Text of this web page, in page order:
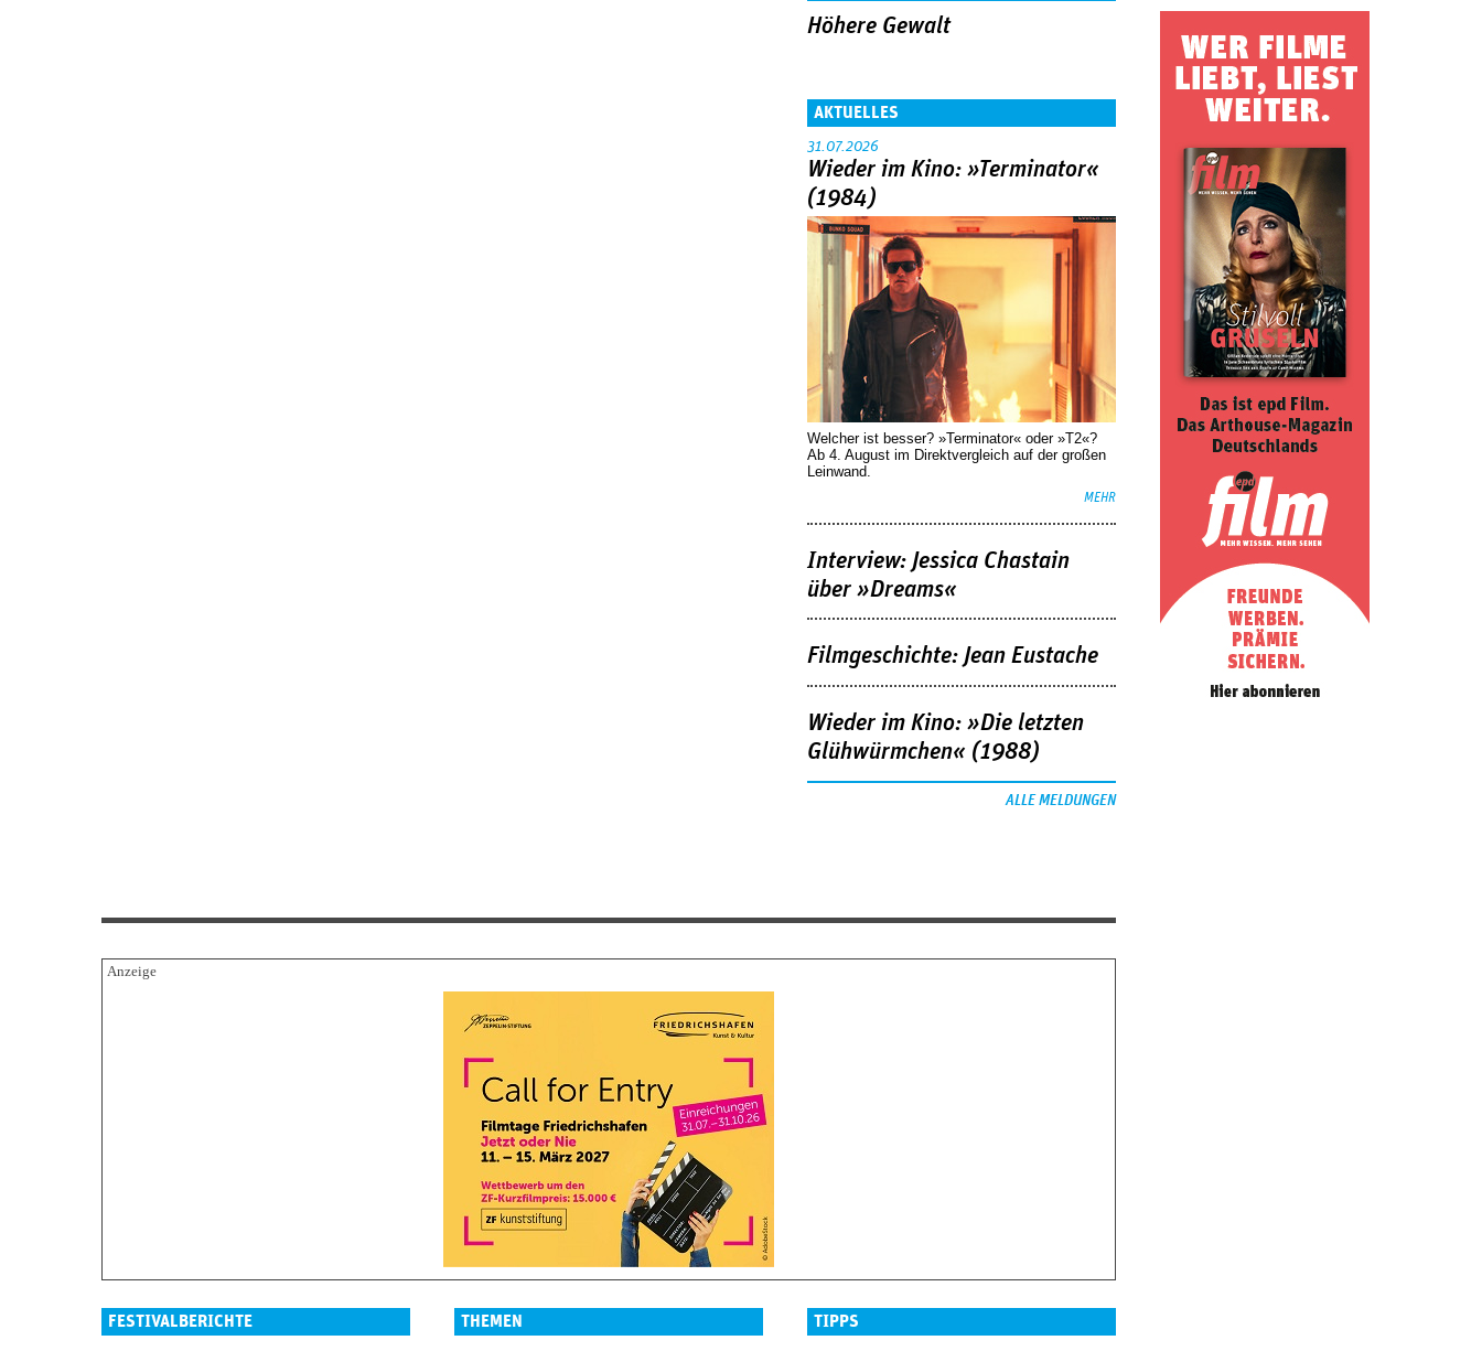
Höhere Gewalt
AKTUELLES
31.07.2026
Wieder im Kino: »Terminator«
(1984)
Welcher ist besser? »Terminator« oder »T2«?
Ab 4. August im Direktvergleich auf der großen
Leinwand.
MEHR
Interview: Jessica Chastain
über »Dreams«
Filmgeschichte: Jean Eustache
Wieder im Kino: »Die letzten
Glühwürmchen« (1988)
ALLE MELDUNGEN
FESTIVALBERICHTE THEMEN TIPPS